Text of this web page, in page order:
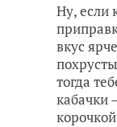
Ну, если
вкус ярче
тогда
кабачки